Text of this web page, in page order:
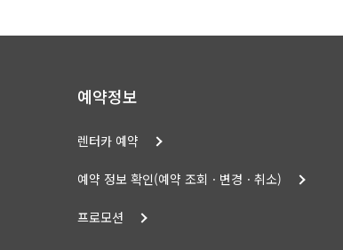
예약정보
렌터카 예약
예약 정보 확인(예약 조회ㆍ변경ㆍ취소)
프로모션